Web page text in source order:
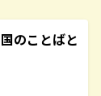
のことばと